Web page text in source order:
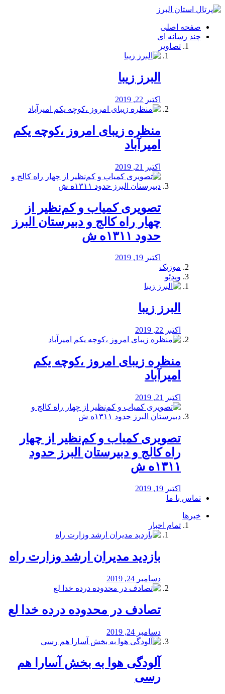
فصد
شرق
تهران
خشکشویی
صفحه اصلی
چند رسانه ای
تصاویر
البرز زیبا
اکتبر 22, 2019
منظره‌‌ زیبای امروز ،کوچه یکم
امیرآباد
اکتبر 21, 2019
️تصویری کمیاب و کم‌نظیر از
چهار راه كالج و دبيرستان البرز
حدود ۱۳۱۱ه ش
اکتبر 19, 2019
موزیک
ویدئو
البرز زیبا
اکتبر 22, 2019
منظره‌‌ زیبای امروز ،کوچه یکم
امیرآباد
اکتبر 21, 2019
️تصویری کمیاب و کم‌نظیر از چهار
راه كالج و دبيرستان البرز حدود
۱۳۱۱ه ش
اکتبر 19, 2019
تماس با ما
خبرها
تمام اخبار
بازدید مدیران ارشد وزارت راه
دسامبر 24, 2019
تصادف در محدوده درده خدا لع
دسامبر 24, 2019
آلودگی هوا به بخش آسارا هم
رسی